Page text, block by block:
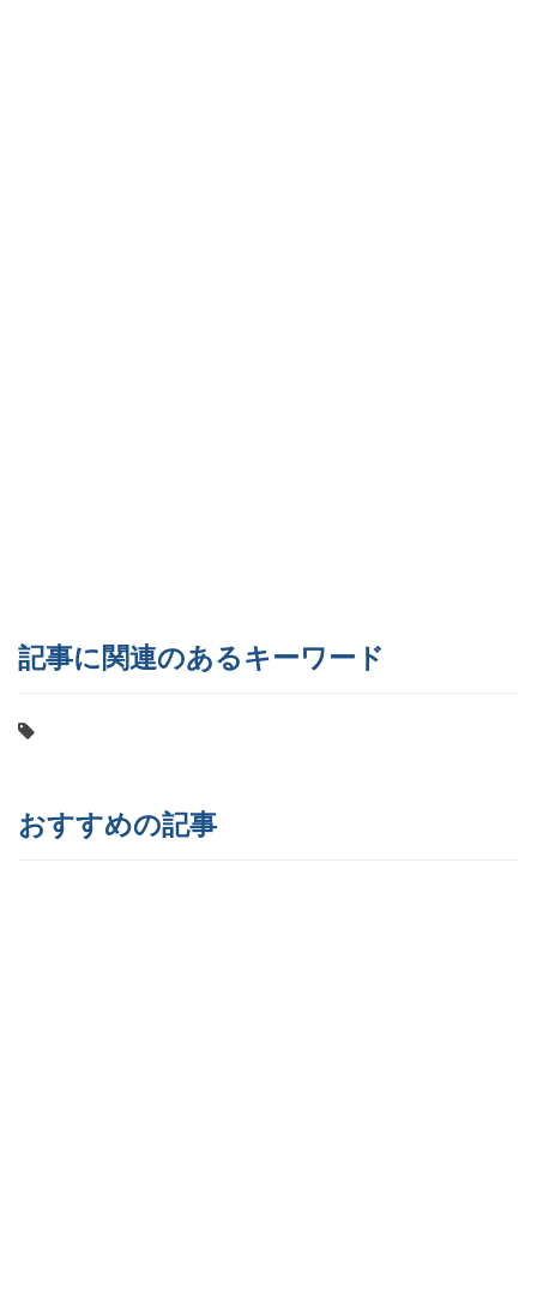
記事に関連のあるキーワード
おすすめの記事